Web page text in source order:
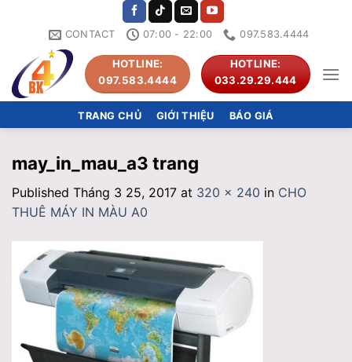
CONTACT 07:00 - 22:00 097.583.4444
HOTLINE:
097.583.4444
HOTLINE:
033.29.29.444
TRANG CHỦ GIỚI THIỆU BÁO GIÁ
may_in_mau_a3 trang
Published Tháng 3 25, 2017 at 320 × 240 in CHO
THUÊ MÁY IN MÀU A0